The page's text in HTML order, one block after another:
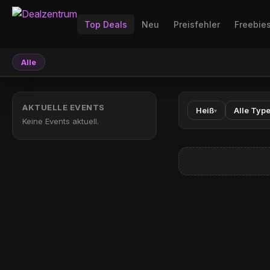
Top Deals Neu Preisfehler
Alle
AKTUELLE EVENTS
Keine Events aktuell.
Heiß▾ Alle